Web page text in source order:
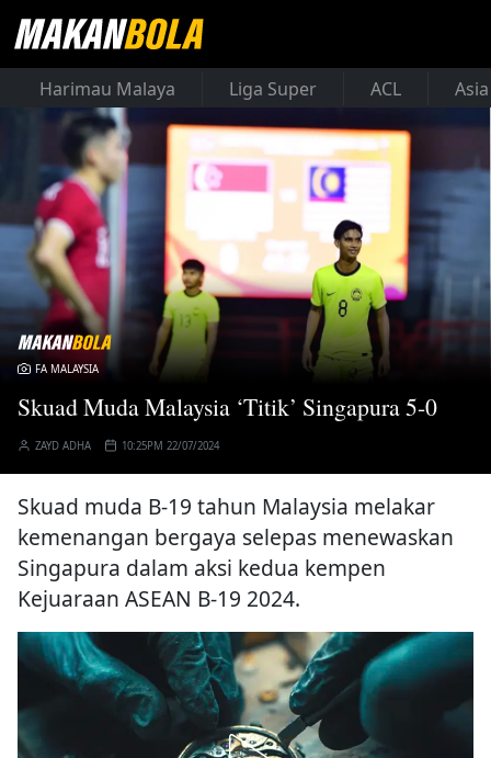
Harimau Malaya Liga Super ACL
FA MALAYSIA
Skuad Muda Malaysia ‘Titik’ Singapura 5-0
ZAYD ADHA 10:25PM 22/07/2024
Skuad muda B-19 tahun Malaysia melakar
kemenangan bergaya selepas menewaskan
Singapura dalam aksi kedua kempen
Kejuaraan ASEAN B-19 2024.